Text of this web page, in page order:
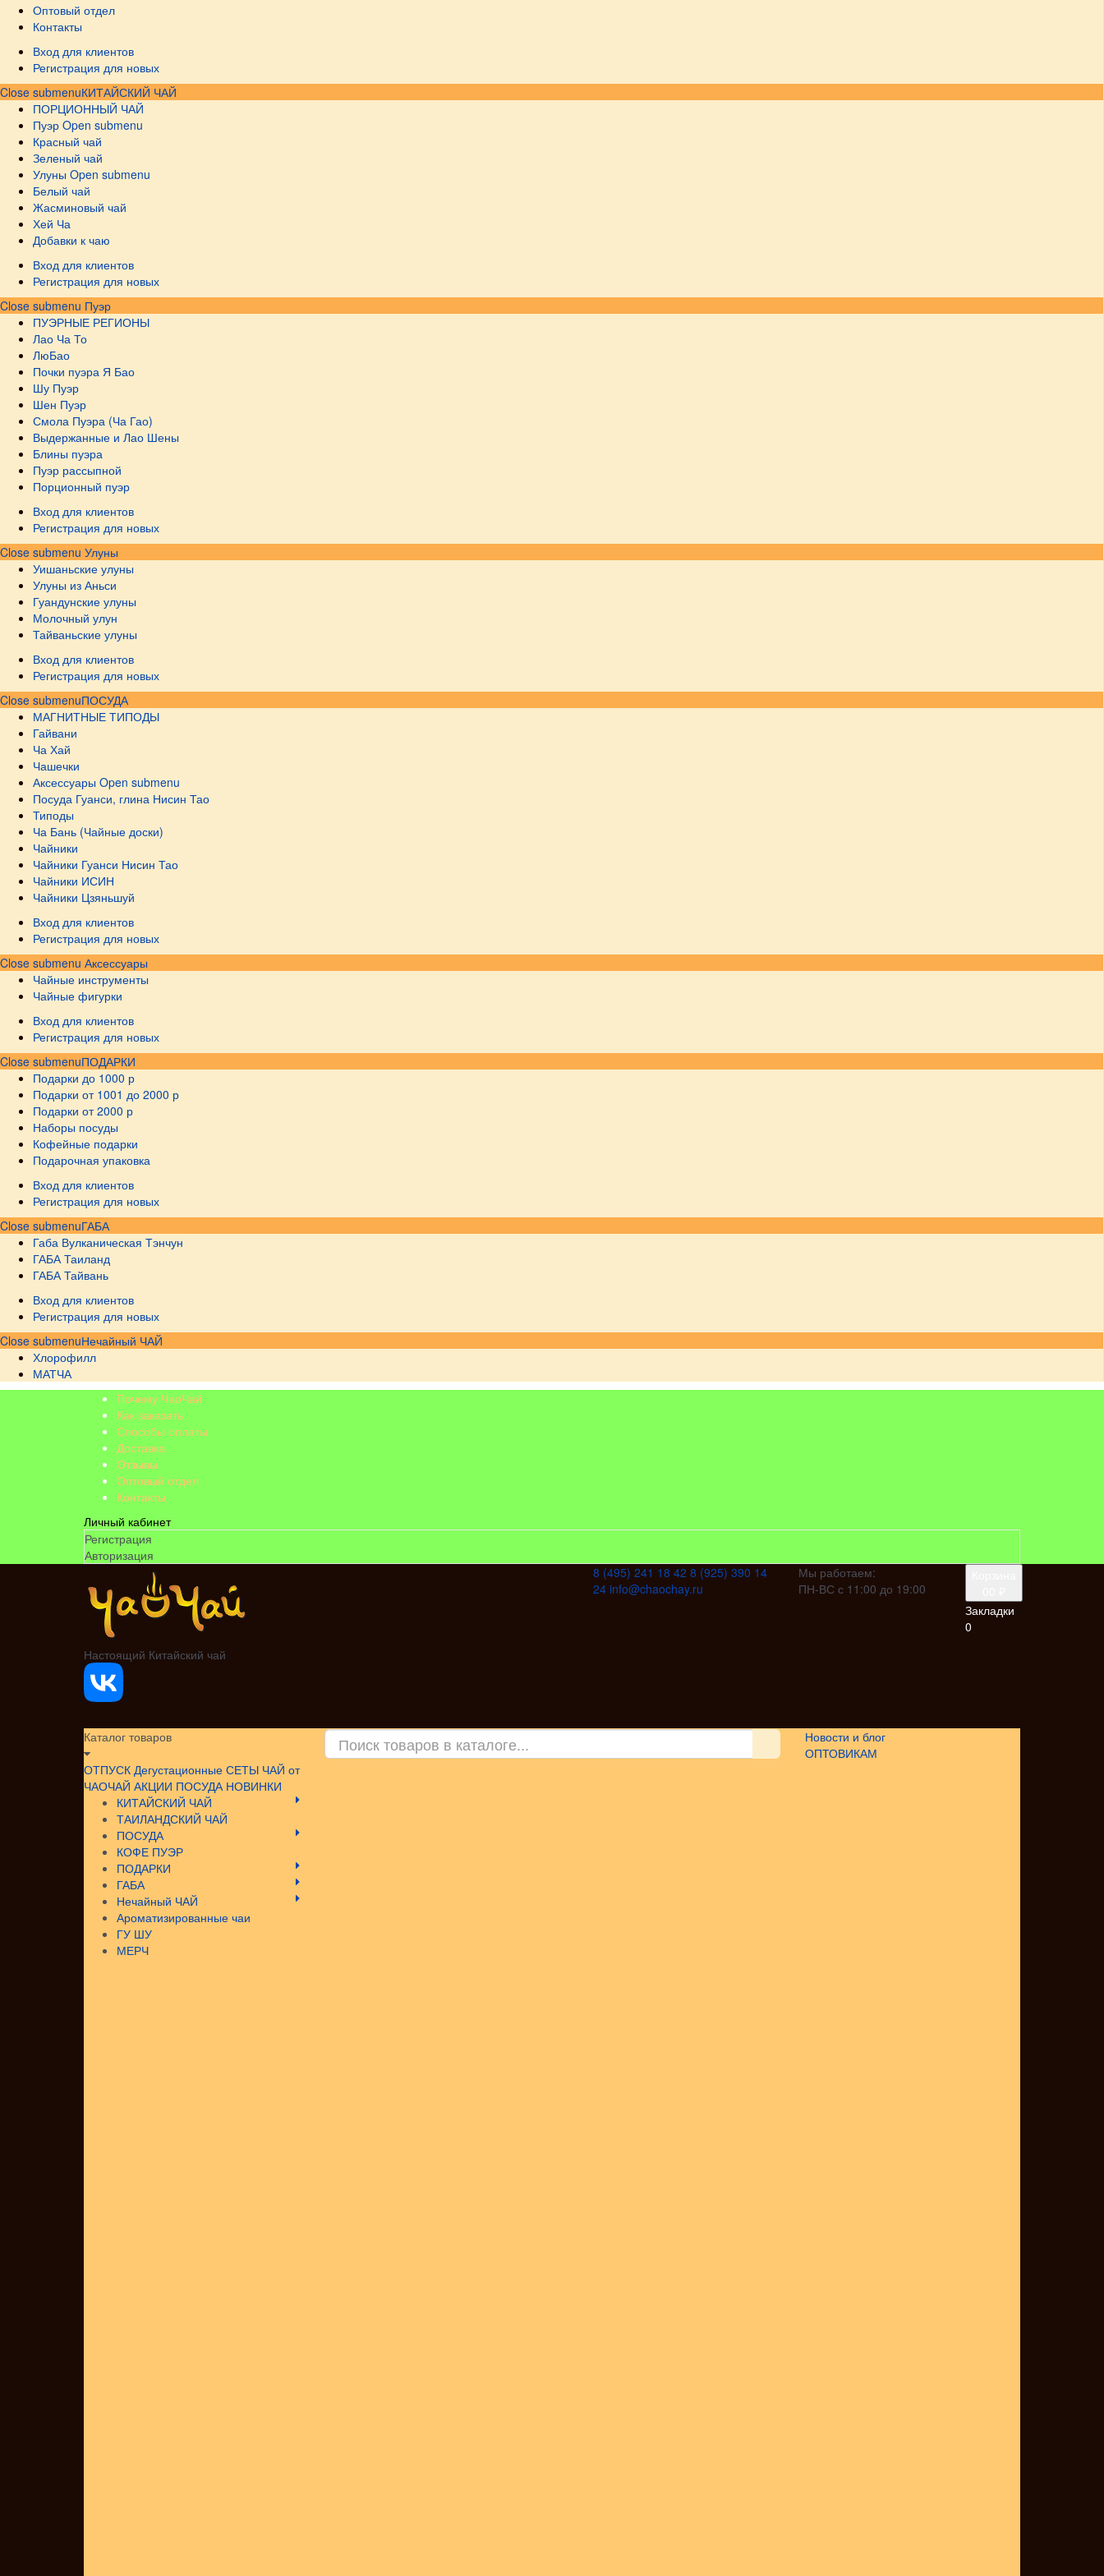
Оптовый отдел
Контакты
Вход для клиентов
Регистрация для новых
Close submenuКИТАЙСКИЙ ЧАЙ
ПОРЦИОННЫЙ ЧАЙ
Пуэр Open submenu
Красный чай
Зеленый чай
Улуны Open submenu
Белый чай
Жасминовый чай
Хей Ча
Добавки к чаю
Вход для клиентов
Регистрация для новых
Close submenu Пуэр
ПУЭРНЫЕ РЕГИОНЫ
Лао Ча То
ЛюБао
Почки пуэра Я Бао
Шу Пуэр
Шен Пуэр
Смола Пуэра (Ча Гао)
Выдержанные и Лао Шены
Блины пуэра
Пуэр рассыпной
Порционный пуэр
Вход для клиентов
Регистрация для новых
Close submenu Улуны
Уишаньские улуны
Улуны из Аньси
Гуандунские улуны
Молочный улун
Тайваньские улуны
Вход для клиентов
Регистрация для новых
Close submenuПОСУДА
МАГНИТНЫЕ ТИПОДЫ
Гайвани
Ча Хай
Чашечки
Аксессуары Open submenu
Посуда Гуанси, глина Нисин Тао
Типоды
Ча Бань (Чайные доски)
Чайники
Чайники Гуанси Нисин Тао
Чайники ИСИН
Чайники Цзяньшуй
Вход для клиентов
Регистрация для новых
Close submenu Аксессуары
Чайные инструменты
Чайные фигурки
Вход для клиентов
Регистрация для новых
Close submenuПОДАРКИ
Подарки до 1000 р
Подарки от 1001 до 2000 р
Подарки от 2000 р
Наборы посуды
Кофейные подарки
Подарочная упаковка
Вход для клиентов
Регистрация для новых
Close submenuГАБА
Габа Вулканическая Тэнчун
ГАБА Таиланд
ГАБА Тайвань
Вход для клиентов
Регистрация для новых
Close submenuНечайный ЧАЙ
Хлорофилл
МАТЧА
Почему ЧаоЧай
Как заказать
Способы оплаты
Доставка
Отзывы
Оптовый отдел
Контакты
Личный кабинет
Регистрация
Авторизация
Настоящий Китайский чай
8 (495) 241 18 42 8 (925) 390 14
24 info@chaochay.ru
Мы работаем:
ПН-ВС с 11:00 до 19:00
Закладки
0
Каталог товаров
ОТПУСК Дегустационные СЕТЫ ЧАЙ от
ЧАОЧАЙ АКЦИИ ПОСУДА НОВИНКИ
КИТАЙСКИЙ ЧАЙ
ТАИЛАНДСКИЙ ЧАЙ
ПОСУДА
КОФЕ ПУЭР
ПОДАРКИ
ГАБА
Нечайный ЧАЙ
Ароматизированные чаи
ГУ ШУ
МЕРЧ
Новости и блог
ОПТОВИКАМ